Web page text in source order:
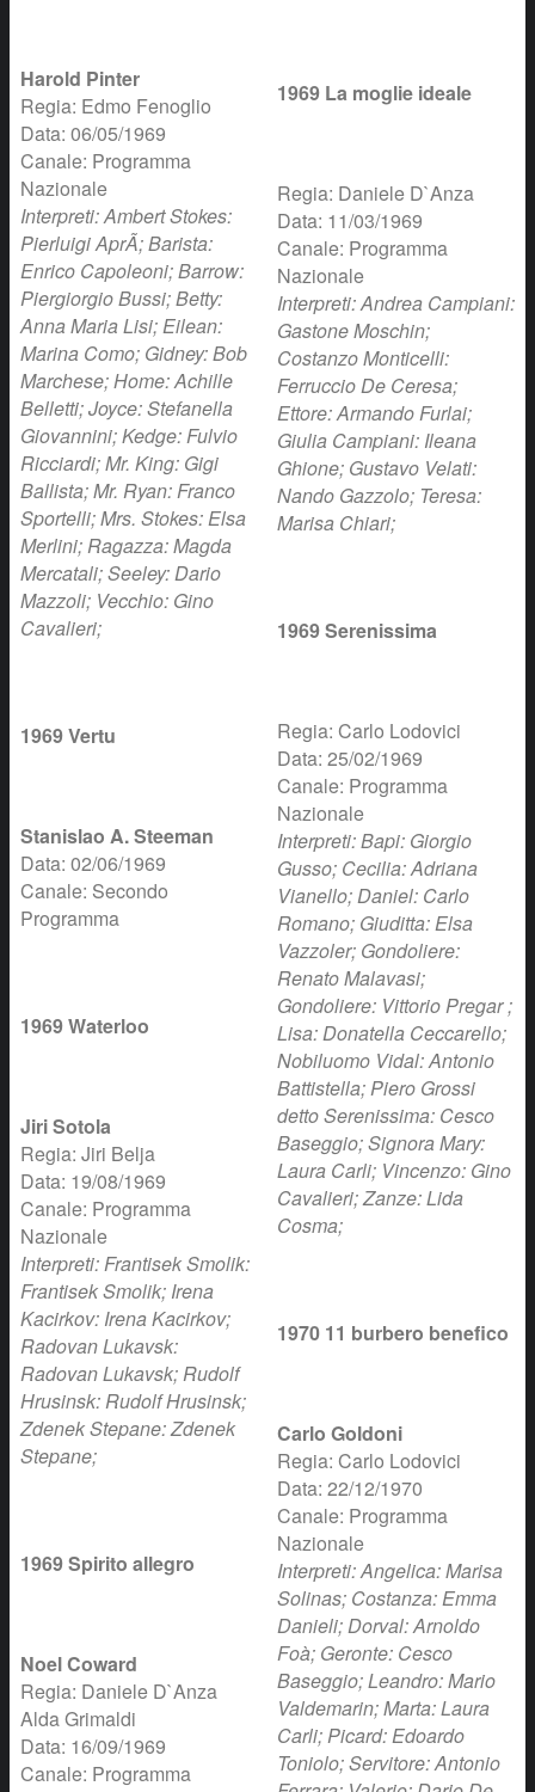
Harold Pinter
Regia: Edmo Fenoglio
Data: 06/05/1969
Canale: Programma
Nazionale
Interpreti: Ambert Stokes:
Pierluigi AprÃ; Barista:
Enrico Capoleoni; Barrow:
Piergiorgio Bussi; Betty:
Anna Maria Lisi; Eilean:
Marina Como; Gidney: Bob
Marchese; Home: Achille
Belletti; Joyce: Stefanella
Giovannini; Kedge: Fulvio
Ricciardi; Mr. King: Gigi
Ballista; Mr. Ryan: Franco
Sportelli; Mrs. Stokes: Elsa
Merlini; Ragazza: Magda
Mercatali; Seeley: Dario
Mazzoli; Vecchio: Gino
Cavalieri;
1969 Vertu
Stanislao A. Steeman
Data: 02/06/1969
Canale: Secondo
Programma
1969 Waterloo
Jiri Sotola
Regia: Jiri Belja
Data: 19/08/1969
Canale: Programma
Nazionale
Interpreti: Frantisek Smolik:
Frantisek Smolik; Irena
Kacirkov: Irena Kacirkov;
Radovan Lukavsk:
Radovan Lukavsk; Rudolf
Hrusinsk: Rudolf Hrusinsk;
Zdenek Stepane: Zdenek
Stepane;
1969 Spirito allegro
Noel Coward
Regia: Daniele D`Anza
Alda Grimaldi
Data: 16/09/1969
Canale: Programma
1969 La moglie ideale
Regia: Daniele D`Anza
Data: 11/03/1969
Canale: Programma
Nazionale
Interpreti: Andrea Campiani:
Gastone Moschin;
Costanzo Monticelli:
Ferruccio De Ceresa;
Ettore: Armando Furlai;
Giulia Campiani: Ileana
Ghione; Gustavo Velati:
Nando Gazzolo; Teresa:
Marisa Chiari;
1969 Serenissima
Regia: Carlo Lodovici
Data: 25/02/1969
Canale: Programma
Nazionale
Interpreti: Bapi: Giorgio
Gusso; Cecilia: Adriana
Vianello; Daniel: Carlo
Romano; Giuditta: Elsa
Vazzoler; Gondoliere:
Renato Malavasi;
Gondoliere: Vittorio Pregar ;
Lisa: Donatella Ceccarello;
Nobiluomo Vidal: Antonio
Battistella; Piero Grossi
detto Serenissima: Cesco
Baseggio; Signora Mary:
Laura Carli; Vincenzo: Gino
Cavalieri; Zanze: Lida
Cosma;
1970 11 burbero benefico
Carlo Goldoni
Regia: Carlo Lodovici
Data: 22/12/1970
Canale: Programma
Nazionale
Interpreti: Angelica: Marisa
Solinas; Costanza: Emma
Danieli; Dorval: Arnoldo
Foà; Geronte: Cesco
Baseggio; Leandro: Mario
Valdemarin; Marta: Laura
Carli; Picard: Edoardo
Toniolo; Servitore: Antonio